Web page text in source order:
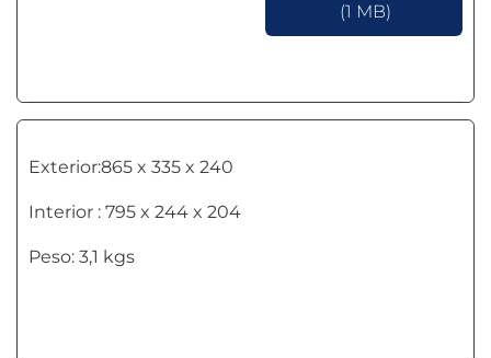
(1 MB)
Exterior:865 x 335 x 240
Interior : 795 x 244 x 204
Peso: 3,1 kgs